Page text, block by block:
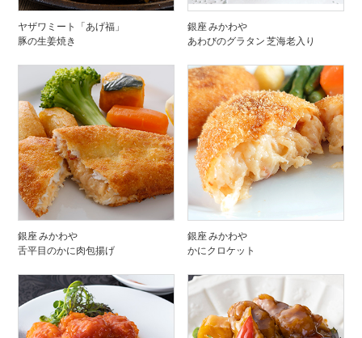
ヤザワミート「あげ福」
豚の生姜焼き
銀座 みかわや
あわびのグラタン 芝海老入り
銀座 みかわや
舌平目のかに肉包揚げ
銀座 みかわや
かにクロケット